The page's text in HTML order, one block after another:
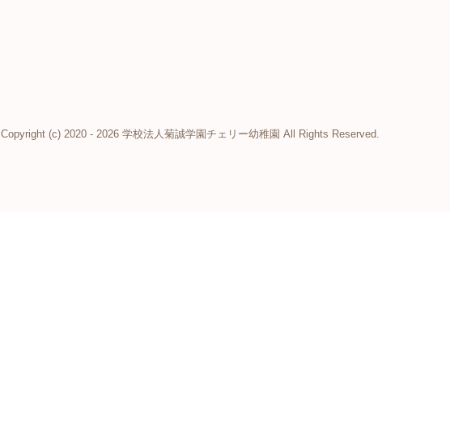
Copyright (c) 2020 - 2026 学校法人菊誠学園チェリー幼稚園 All Rights Reserved.